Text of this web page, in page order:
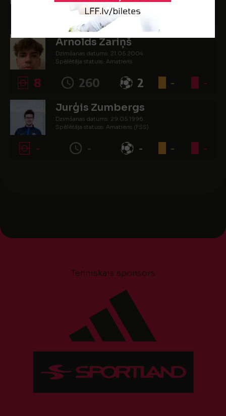
44 -
Arnolds Zariņš
Dzimšanas datums: 21.05.2004.
Spēlētāja statuss: Amatieris
8 260 2 - -
Jurģis Zumbergs
Dzimšanas datums: 29.05.1996.
Spēlētāja statuss: Amatieris (FSS)
- - - - -
Tehniskais sponsors